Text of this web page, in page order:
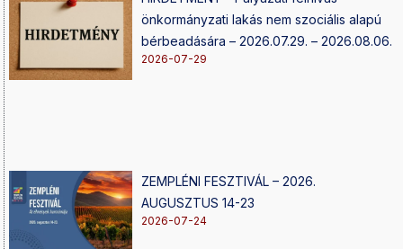
önkormányzati lakás nem szociális alapú
bérbeadására – 2026.07.29. – 2026.08.06.
2026-07-29
ZEMPLÉNI FESZTIVÁL – 2026.
AUGUSZTUS 14-23
2026-07-24